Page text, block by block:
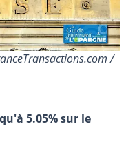
/
5.05% sur le